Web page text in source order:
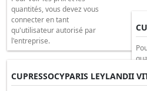
quantités, vous devez vous
connecter en tant
qu'utilisateur autorisé par
l'entreprise.
CUPRESSOCYPARIS LEYLANDII